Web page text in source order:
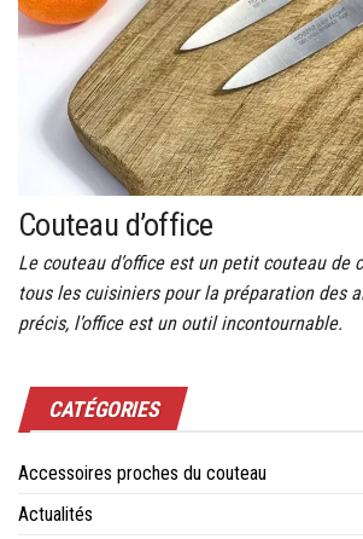
Couteau d’office
Le couteau d’office est un petit couteau de
tous les cuisiniers pour la préparation des
précis, l’office est un outil incontournable.
CATÉGORIES
Accessoires proches du couteau
Actualités